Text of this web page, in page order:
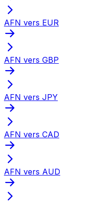
AFN vers EUR
AFN vers GBP
AFN vers JPY
AFN vers CAD
AFN vers AUD